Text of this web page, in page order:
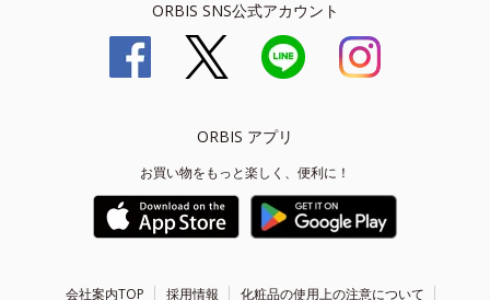
ORBIS SNS公式アカウント
ORBIS アプリ
お買い物をもっと楽しく、便利に！
会社案内TOP 採用情報 化粧品の使用上の注意について